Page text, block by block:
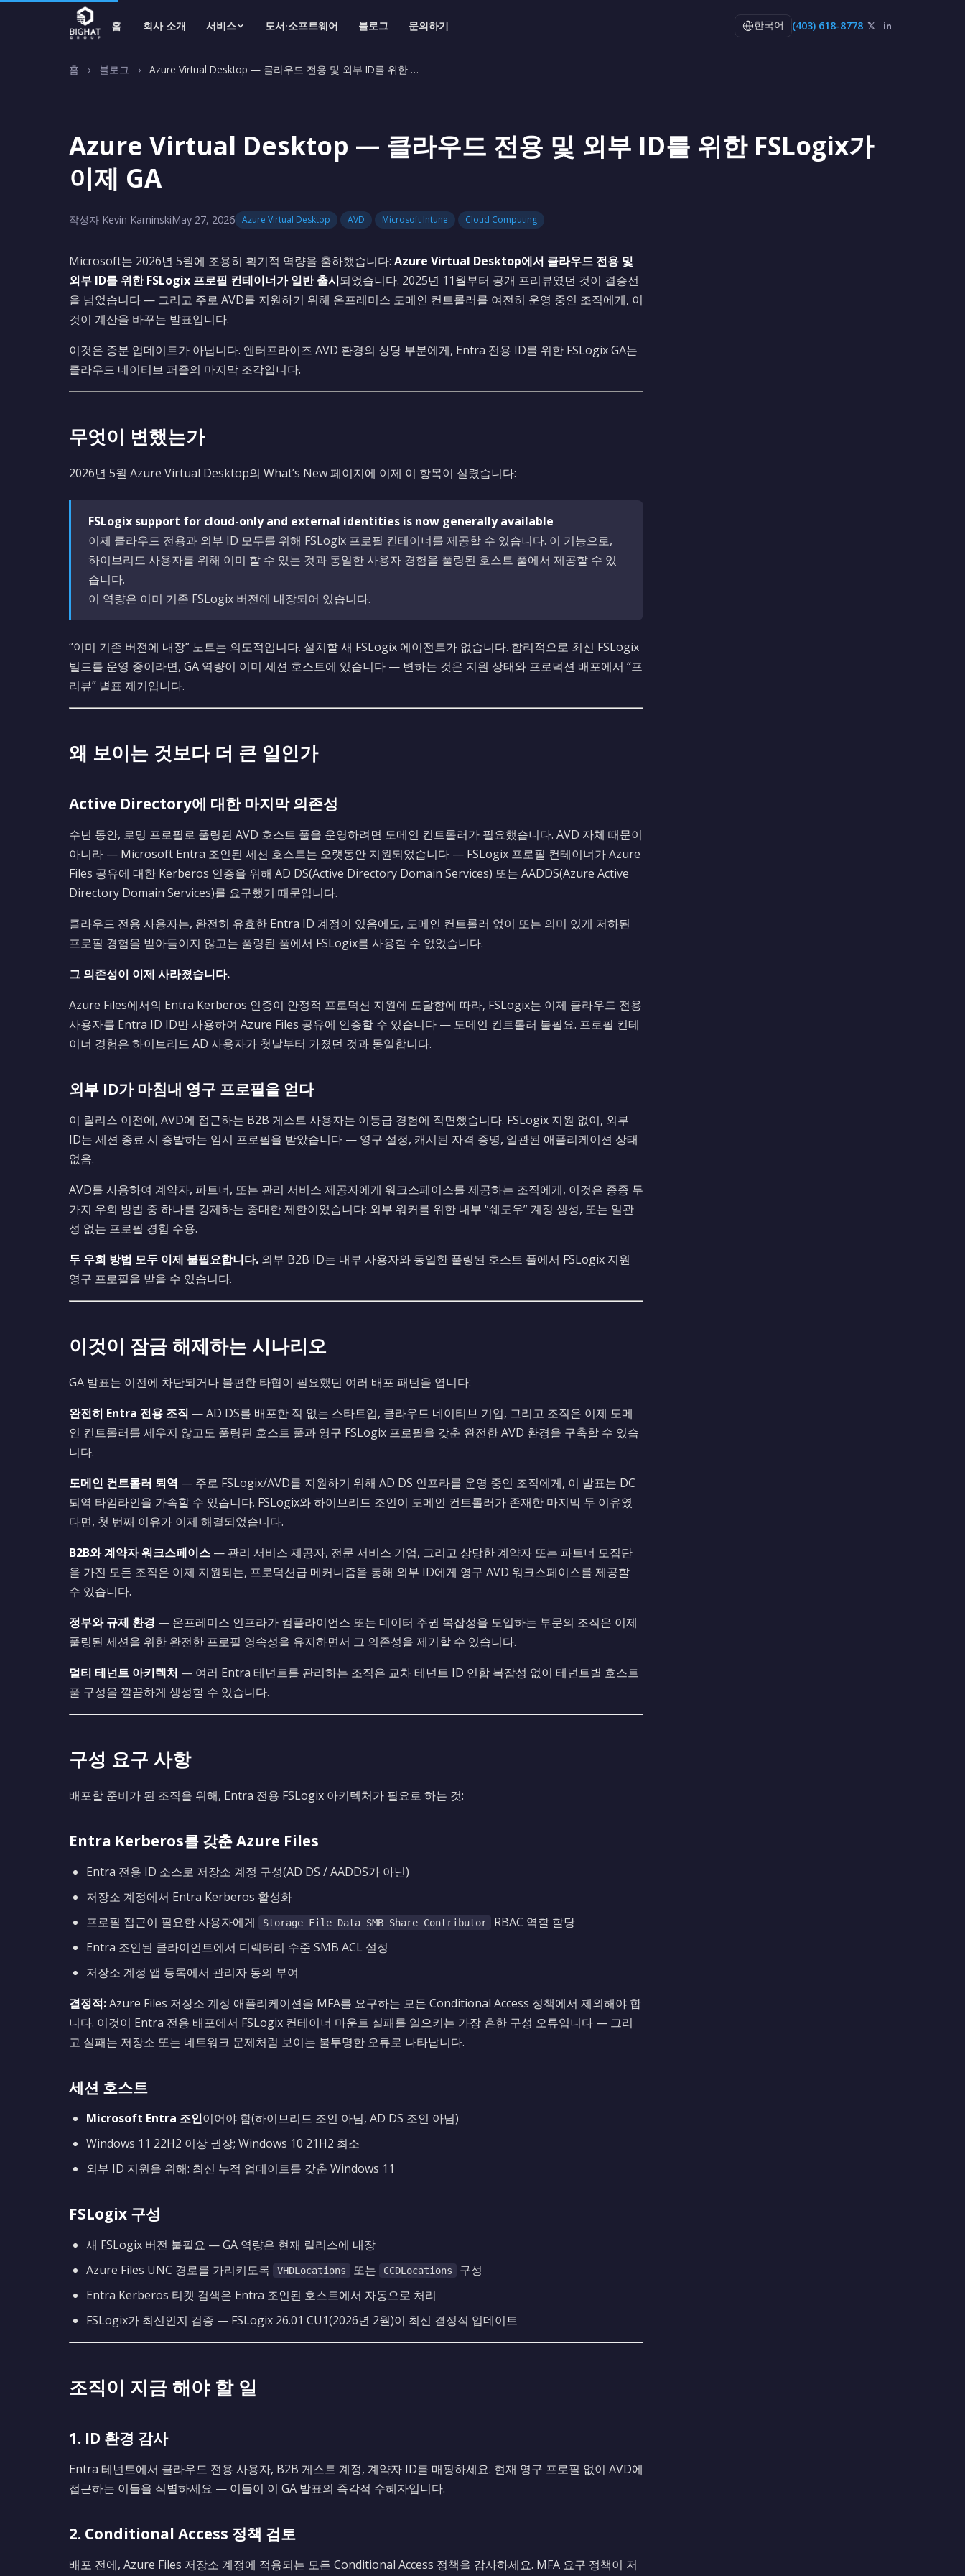
홈 회사 소개 서비스 도서·소프트웨어 블로그 문의하기 한국어 (403) 618-8778 𝕏 in
홈 › 블로그 › Azure Virtual Desktop — 클라우드 전용 및 외부 ID를 위한 …
Azure Virtual Desktop — 클라우드 전용 및 외부 ID를 위한 FSLogix가
이제 GA
작성자 Kevin KaminskiMay 27, 2026 Azure Virtual Desktop AVD Microsoft Intune Cloud Computing
Microsoft는 2026년 5월에 조용히 획기적 역량을 출하했습니다: Azure Virtual Desktop에서 클라우드 전용 및
외부 ID를 위한 FSLogix 프로필 컨테이너가 일반 출시되었습니다. 2025년 11월부터 공개 프리뷰였던 것이 결승선
을 넘었습니다 — 그리고 주로 AVD를 지원하기 위해 온프레미스 도메인 컨트롤러를 여전히 운영 중인 조직에게, 이
것이 계산을 바꾸는 발표입니다.
이것은 증분 업데이트가 아닙니다. 엔터프라이즈 AVD 환경의 상당 부분에게, Entra 전용 ID를 위한 FSLogix GA는
클라우드 네이티브 퍼즐의 마지막 조각입니다.
무엇이 변했는가
2026년 5월 Azure Virtual Desktop의 What’s New 페이지에 이제 이 항목이 실렸습니다:
FSLogix support for cloud-only and external identities is now generally available
이제 클라우드 전용과 외부 ID 모두를 위해 FSLogix 프로필 컨테이너를 제공할 수 있습니다. 이 기능으로,
하이브리드 사용자를 위해 이미 할 수 있는 것과 동일한 사용자 경험을 풀링된 호스트 풀에서 제공할 수 있
습니다.
이 역량은 이미 기존 FSLogix 버전에 내장되어 있습니다.
“이미 기존 버전에 내장” 노트는 의도적입니다. 설치할 새 FSLogix 에이전트가 없습니다. 합리적으로 최신 FSLogix
빌드를 운영 중이라면, GA 역량이 이미 세션 호스트에 있습니다 — 변하는 것은 지원 상태와 프로덕션 배포에서 “프
리뷰” 별표 제거입니다.
왜 보이는 것보다 더 큰 일인가
Active Directory에 대한 마지막 의존성
수년 동안, 로밍 프로필로 풀링된 AVD 호스트 풀을 운영하려면 도메인 컨트롤러가 필요했습니다. AVD 자체 때문이
아니라 — Microsoft Entra 조인된 세션 호스트는 오랫동안 지원되었습니다 — FSLogix 프로필 컨테이너가 Azure
Files 공유에 대한 Kerberos 인증을 위해 AD DS(Active Directory Domain Services) 또는 AADDS(Azure Active
Directory Domain Services)를 요구했기 때문입니다.
클라우드 전용 사용자는, 완전히 유효한 Entra ID 계정이 있음에도, 도메인 컨트롤러 없이 또는 의미 있게 저하된
프로필 경험을 받아들이지 않고는 풀링된 풀에서 FSLogix를 사용할 수 없었습니다.
그 의존성이 이제 사라졌습니다.
Azure Files에서의 Entra Kerberos 인증이 안정적 프로덕션 지원에 도달함에 따라, FSLogix는 이제 클라우드 전용
사용자를 Entra ID ID만 사용하여 Azure Files 공유에 인증할 수 있습니다 — 도메인 컨트롤러 불필요. 프로필 컨테
이너 경험은 하이브리드 AD 사용자가 첫날부터 가졌던 것과 동일합니다.
외부 ID가 마침내 영구 프로필을 얻다
이 릴리스 이전에, AVD에 접근하는 B2B 게스트 사용자는 이등급 경험에 직면했습니다. FSLogix 지원 없이, 외부
ID는 세션 종료 시 증발하는 임시 프로필을 받았습니다 — 영구 설정, 캐시된 자격 증명, 일관된 애플리케이션 상태
없음.
AVD를 사용하여 계약자, 파트너, 또는 관리 서비스 제공자에게 워크스페이스를 제공하는 조직에게, 이것은 종종 두
가지 우회 방법 중 하나를 강제하는 중대한 제한이었습니다: 외부 워커를 위한 내부 “쉐도우” 계정 생성, 또는 일관
성 없는 프로필 경험 수용.
두 우회 방법 모두 이제 불필요합니다. 외부 B2B ID는 내부 사용자와 동일한 풀링된 호스트 풀에서 FSLogix 지원
영구 프로필을 받을 수 있습니다.
이것이 잠금 해제하는 시나리오
GA 발표는 이전에 차단되거나 불편한 타협이 필요했던 여러 배포 패턴을 엽니다:
완전히 Entra 전용 조직 — AD DS를 배포한 적 없는 스타트업, 클라우드 네이티브 기업, 그리고 조직은 이제 도메
인 컨트롤러를 세우지 않고도 풀링된 호스트 풀과 영구 FSLogix 프로필을 갖춘 완전한 AVD 환경을 구축할 수 있습
니다.
도메인 컨트롤러 퇴역 — 주로 FSLogix/AVD를 지원하기 위해 AD DS 인프라를 운영 중인 조직에게, 이 발표는 DC
퇴역 타임라인을 가속할 수 있습니다. FSLogix와 하이브리드 조인이 도메인 컨트롤러가 존재한 마지막 두 이유였
다면, 첫 번째 이유가 이제 해결되었습니다.
B2B와 계약자 워크스페이스 — 관리 서비스 제공자, 전문 서비스 기업, 그리고 상당한 계약자 또는 파트너 모집단
을 가진 모든 조직은 이제 지원되는, 프로덕션급 메커니즘을 통해 외부 ID에게 영구 AVD 워크스페이스를 제공할
수 있습니다.
정부와 규제 환경 — 온프레미스 인프라가 컴플라이언스 또는 데이터 주권 복잡성을 도입하는 부문의 조직은 이제
풀링된 세션을 위한 완전한 프로필 영속성을 유지하면서 그 의존성을 제거할 수 있습니다.
멀티 테넌트 아키텍처 — 여러 Entra 테넌트를 관리하는 조직은 교차 테넌트 ID 연합 복잡성 없이 테넌트별 호스트
풀 구성을 깔끔하게 생성할 수 있습니다.
구성 요구 사항
배포할 준비가 된 조직을 위해, Entra 전용 FSLogix 아키텍처가 필요로 하는 것:
Entra Kerberos를 갖춘 Azure Files
Entra 전용 ID 소스로 저장소 계정 구성(AD DS / AADDS가 아닌)
저장소 계정에서 Entra Kerberos 활성화
프로필 접근이 필요한 사용자에게
Storage File Data SMB Share Contributor
RBAC 역할 할당
Entra 조인된 클라이언트에서 디렉터리 수준 SMB ACL 설정
저장소 계정 앱 등록에서 관리자 동의 부여
결정적:Azure Files 저장소 계정 애플리케이션을 MFA를 요구하는 모든 Conditional Access 정책에서 제외해야 합
니다. 이것이 Entra 전용 배포에서 FSLogix 컨테이너 마운트 실패를 일으키는 가장 흔한 구성 오류입니다 — 그리
고 실패는 저장소 또는 네트워크 문제처럼 보이는 불투명한 오류로 나타납니다.
세션 호스트
Microsoft Entra 조인이어야 함(하이브리드 조인 아님, AD DS 조인 아님)
Windows 11 22H2 이상 권장; Windows 10 21H2 최소
외부 ID 지원을 위해: 최신 누적 업데이트를 갖춘 Windows 11
FSLogix 구성
새 FSLogix 버전 불필요 — GA 역량은 현재 릴리스에 내장
Azure Files UNC 경로를 가리키도록
VHDLocations 또는 CCDLocations
구성
Entra Kerberos 티켓 검색은 Entra 조인된 호스트에서 자동으로 처리
FSLogix가 최신인지 검증 — FSLogix 26.01 CU1(2026년 2월)이 최신 결정적 업데이트
조직이 지금 해야 할 일
1. ID 환경 감사
Entra 테넌트에서 클라우드 전용 사용자, B2B 게스트 계정, 계약자 ID를 매핑하세요. 현재 영구 프로필 없이 AVD에
접근하는 이들을 식별하세요 — 이들이 이 GA 발표의 즉각적 수혜자입니다.
2. Conditional Access 정책 검토
배포 전에, Azure Files 저장소 계정에 적용되는 모든 Conditional Access 정책을 감사하세요. MFA 요구 정책이 저